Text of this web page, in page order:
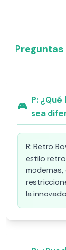
🎮
P: ¿Qué
sea
R: Retro
estilo retro
la